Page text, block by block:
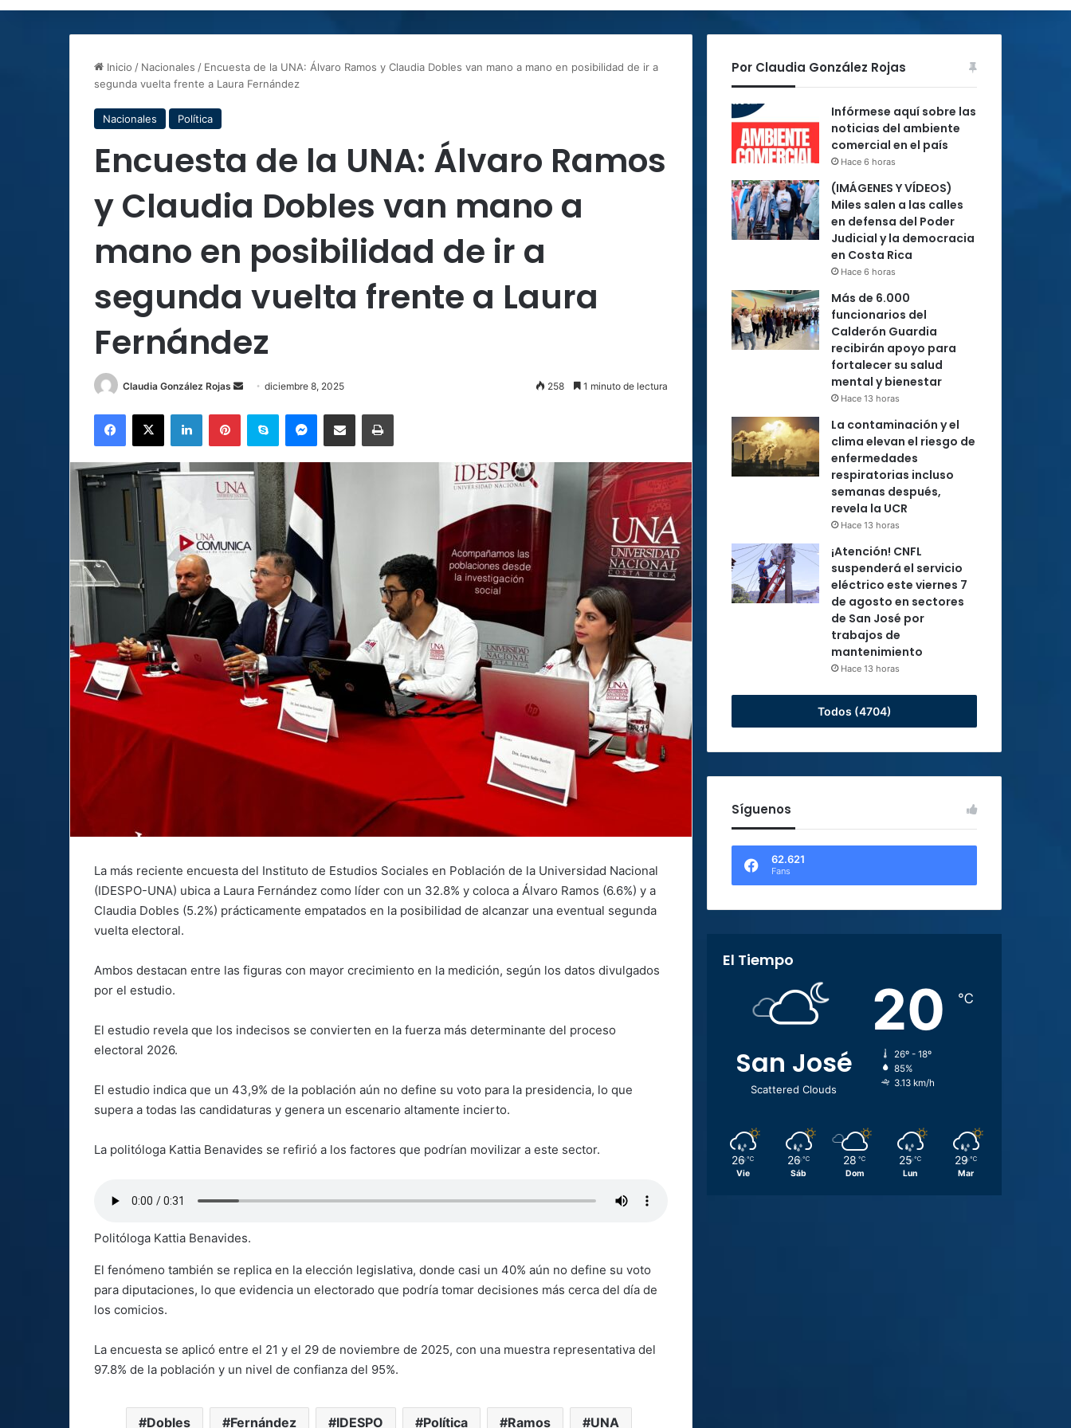
Inicio / Nacionales / Encuesta de la UNA: Álvaro Ramos y Claudia Dobles van mano a mano en posibilidad de ir a
segunda vuelta frente a Laura Fernández
Nacionales Política
Encuesta de la UNA: Álvaro Ramos
y Claudia Dobles van mano a
mano en posibilidad de ir a
segunda vuelta frente a Laura
Fernández
Claudia González Rojas
Send
email
diciembre 8, 2025 258 1 minuto de lectura
Facebook
X LinkedInPinterestSkype MessengerCompartir por correo electrónicoImprimir
La más reciente encuesta del Instituto de Estudios Sociales en Población de la Universidad Nacional
(IDESPO-UNA) ubica a Laura Fernández como líder con un 32.8% y coloca a Álvaro Ramos (6.6%) y a
Claudia Dobles (5.2%) prácticamente empatados en la posibilidad de alcanzar una eventual segunda
vuelta electoral.
Ambos destacan entre las figuras con mayor crecimiento en la medición, según los datos divulgados
por el estudio.
El estudio revela que los indecisos se convierten en la fuerza más determinante del proceso
electoral 2026.
El estudio indica que un 43,9% de la población aún no define su voto para la presidencia, lo que
supera a todas las candidaturas y genera un escenario altamente incierto.
La politóloga Kattia Benavides se refirió a los factores que podrían movilizar a este sector.
Politóloga Kattia Benavides.
El fenómeno también se replica en la elección legislativa, donde casi un 40% aún no define su voto
para diputaciones, lo que evidencia un electorado que podría tomar decisiones más cerca del día de
los comicios.
La encuesta se aplicó entre el 21 y el 29 de noviembre de 2025, con una muestra representativa del
97.8% de la población y un nivel de confianza del 95%.
Dobles Fernández IDESPO Política Ramos UNA
Por Claudia González Rojas
Infórmese aquí sobre las
noticias del ambiente
comercial en el país
Hace 6 horas
(IMÁGENES Y VÍDEOS)
Miles salen a las calles
en defensa del Poder
Judicial y la democracia
en Costa Rica
Hace 6 horas
Más de 6.000
funcionarios del
Calderón Guardia
recibirán apoyo para
fortalecer su salud
mental y bienestar
Hace 13 horas
La contaminación y el
clima elevan el riesgo de
enfermedades
respiratorias incluso
semanas después,
revela la UCR
Hace 13 horas
¡Atención! CNFL
suspenderá el servicio
eléctrico este viernes 7
de agosto en sectores
de San José por
trabajos de
mantenimiento
Hace 13 horas
Todos (4704)
Síguenos
62.621
Fans
El Tiempo
San José
Scattered Clouds
20 ℃
26º - 18º
85%
3.13 km/h
26 ℃
Vie
26 ℃
Sáb
28 ℃
Dom
25 ℃
Lun
29 ℃
Mar